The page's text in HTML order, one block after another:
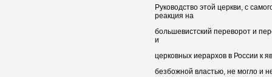
Руководство этой церкви, с
реакция на
большевистский переворот и
и
церковных иерархов в России к
безбожной властью, не могло и